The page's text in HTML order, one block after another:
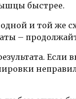
быстрее.
и той же
–
Если